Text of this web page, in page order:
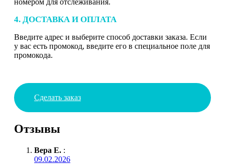
4. ДОСТАВКА И ОПЛАТА
Введите адрес и выберите способ доставки заказа. Если
у вас есть промокод, введите его в специальное поле для
промокода.
Сделать заказ
Отзывы
Вера Е. :
09.02.2026